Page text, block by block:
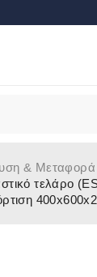
& Μεταφορά
τελάρο